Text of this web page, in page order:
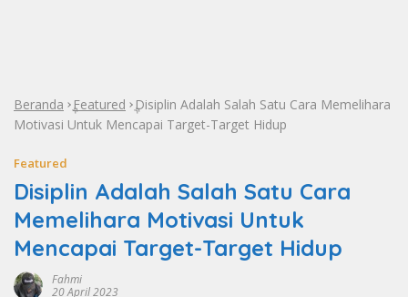
Beranda »Featured »Disiplin Adalah Salah Satu Cara Memelihara
Motivasi Untuk Mencapai Target-Target Hidup
Featured
Disiplin Adalah Salah Satu Cara
Memelihara Motivasi Untuk
Mencapai Target-Target Hidup
Fahmi
20 April 2023